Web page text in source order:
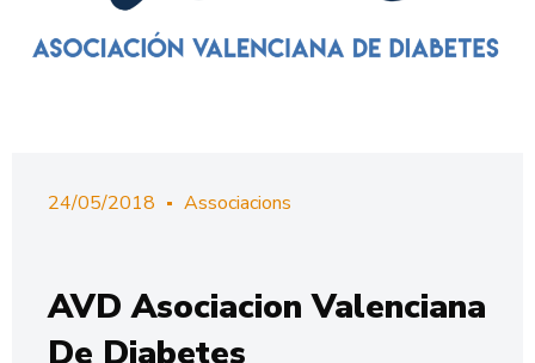
24/05/2018 Associacions
AVD Asociacion Valenciana
De Diabetes